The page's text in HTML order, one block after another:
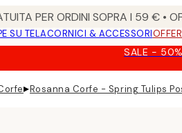
PER ORDINI SOPRA I 59 € •
SU TELACORNICI & ACCESSORI
SALE - 50%
▸Rosanna Corfe - Spring Tulips